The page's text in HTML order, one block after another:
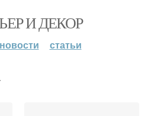
И ДЕКОР
новости статьи